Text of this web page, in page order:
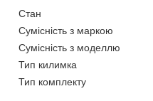
Стан
Сумісність з маркою
Сумісність з моделлю
Тип килимка
Тип комплекту